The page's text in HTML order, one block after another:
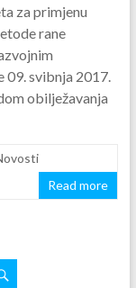
za primjenu
rane
09. svibnja 2017.
obilježavanja
Read more